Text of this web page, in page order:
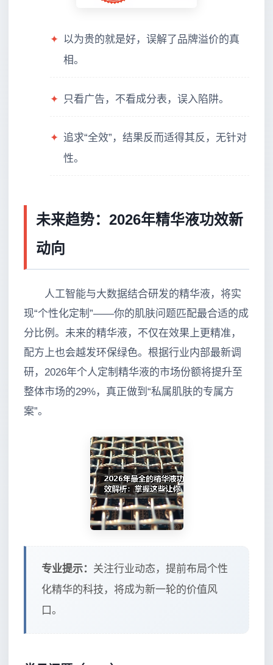
✦ 以为贵的就是好，误解了品牌溢价的真
相。
✦ 只看广告，不看成分表，误入陷阱。
✦ 追求“全效”，结果反而适得其反，无针对
性。
未来趋势：2026年精华液功效新
动向
人工智能与大数据结合研发的精华液，将实
现“个性化定制”——你的肌肤问题匹配最合适的成
分比例。未来的精华液，不仅在效果上更精准，
配方上也会越发环保绿色。根据行业内部最新调
研，2026年个人定制精华液的市场份额将提升至
整体市场的29%，真正做到“私属肌肤的专属方
案”。
专业提示： 关注行业动态，提前布局个性
化精华的科技，将成为新一轮的价值风
口。